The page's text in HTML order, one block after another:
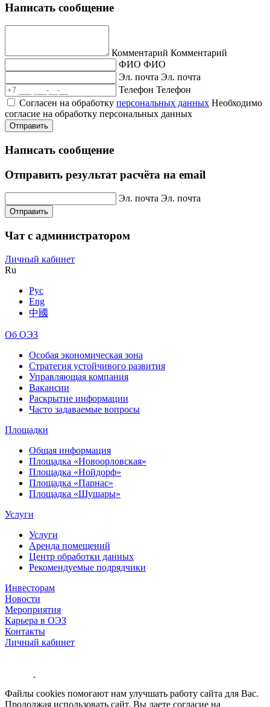
Написать сообщение
Комментарий Комментарий
ФИО ФИО
Эл. почта Эл. почта
Телефон Телефон
Согласен на обработку персональных данных Необходимо
согласие на обработку персональных данных
Отправить
Написать сообщение
Отправить результат расчёта на email
Эл. почта Эл. почта
Отправить
Чат с администратором
Личный кабинет
Ru
Рус
Eng
中國
Об ОЭЗ
Особая экономическая зона
Стратегия устойчивого развития
Управляющая компания
Вакансии
Раскрытие информации
Часто задаваемые вопросы
Площадки
Общая информация
Площадка «Новоорловская»
Площадка «Нойдорф»
Площадка «Парнас»
Площадка «Шушары»
Услуги
Услуги
Аренда помещений
Центр обработки данных
Рекомендуемые подрядчики
Инвесторам
Новости
Мероприятия
Карьера в ОЭЗ
Контакты
Личный кабинет
Файлы cookies помогают нам улучшать работу сайта для Вас.
Продолжая использовать сайт, Вы даете согласие на